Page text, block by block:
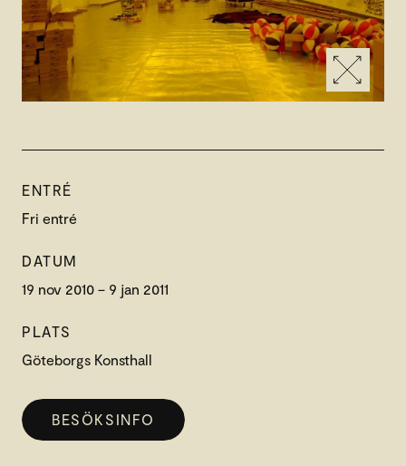
ENTRÉ
Fri entré
DATUM
19 nov 2010 – 9 jan 2011
PLATS
Göteborgs Konsthall
BESÖKSINFO